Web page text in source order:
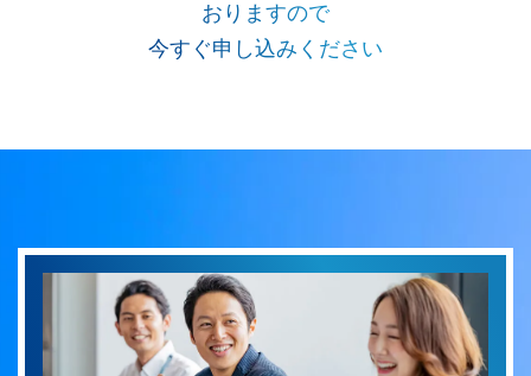
おりますので
今すぐ申し込みください